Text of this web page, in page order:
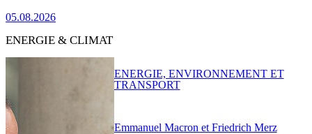
05.08.2026
ENERGIE & CLIMAT
Emmanuel Macron et Friedrich Merz
ENERGIE, ENVIRONNEMENT ET
TRANSPORT